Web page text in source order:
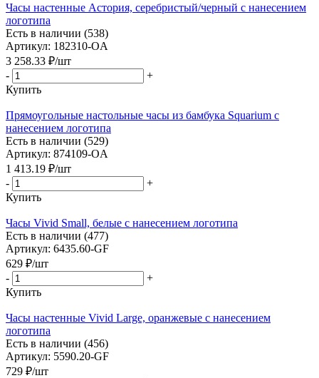
Часы настенные Астория, серебристый/черный с нанесением
логотипа
Есть в наличии (538)
Артикул: 182310-OA
3 258.33 ₽/шт
-
+
Купить
Прямоугольные настольные часы из бамбука Squarium с
нанесением логотипа
Есть в наличии (529)
Артикул: 874109-OA
1 413.19 ₽/шт
-
+
Купить
Часы Vivid Small, белые с нанесением логотипа
Есть в наличии (477)
Артикул: 6435.60-GF
629 ₽/шт
-
+
Купить
Часы настенные Vivid Large, оранжевые с нанесением
логотипа
Есть в наличии (456)
Артикул: 5590.20-GF
729 ₽/шт